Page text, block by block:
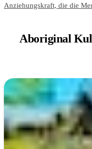
Anziehungskraft, die die
Aboriginal